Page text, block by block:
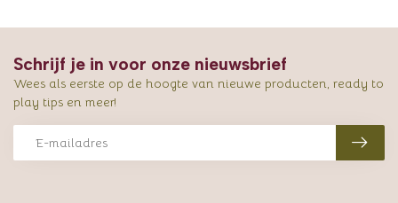
Schrijf je in voor onze nieuwsbrief
Wees als eerste op de hoogte van nieuwe producten, ready to
play tips en meer!